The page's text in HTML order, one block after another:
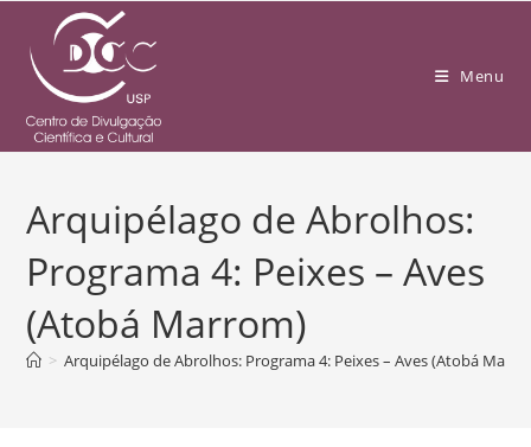
Menu
Arquipélago de Abrolhos:
Programa 4: Peixes – Aves
(Atobá Marrom)
> Arquipélago de Abrolhos: Programa 4: Peixes – Aves (Atobá